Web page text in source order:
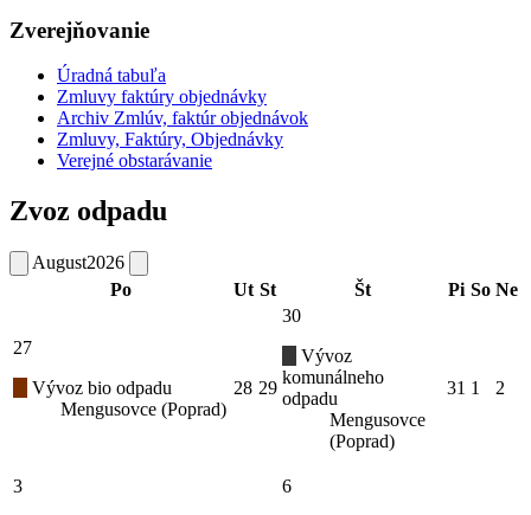
Zverejňovanie
Úradná tabuľa
Zmluvy faktúry objednávky
Archiv Zmlúv, faktúr objednávok
Zmluvy, Faktúry, Objednávky
Verejné obstarávanie
Zvoz odpadu
August2026
Po
Ut St Št Pi So Ne
27
Vývoz bio odpadu
Mengusovce (Poprad)
28 29
30
Vývoz
komunálneho
odpadu
Mengusovce
(Poprad)
31 1 2
3
6